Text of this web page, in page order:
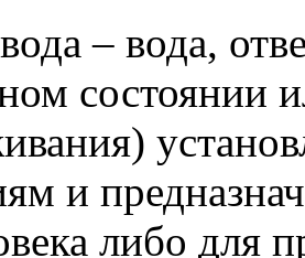
– вода,
состоянии
и
либо для